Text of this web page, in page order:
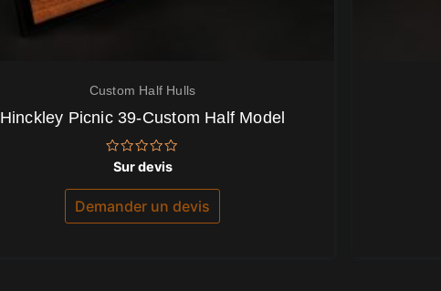
Custom Half Hulls
Hinckley Picnic 39-Custom Half Model
Note
0
sur
Sur devis
Demander un devis